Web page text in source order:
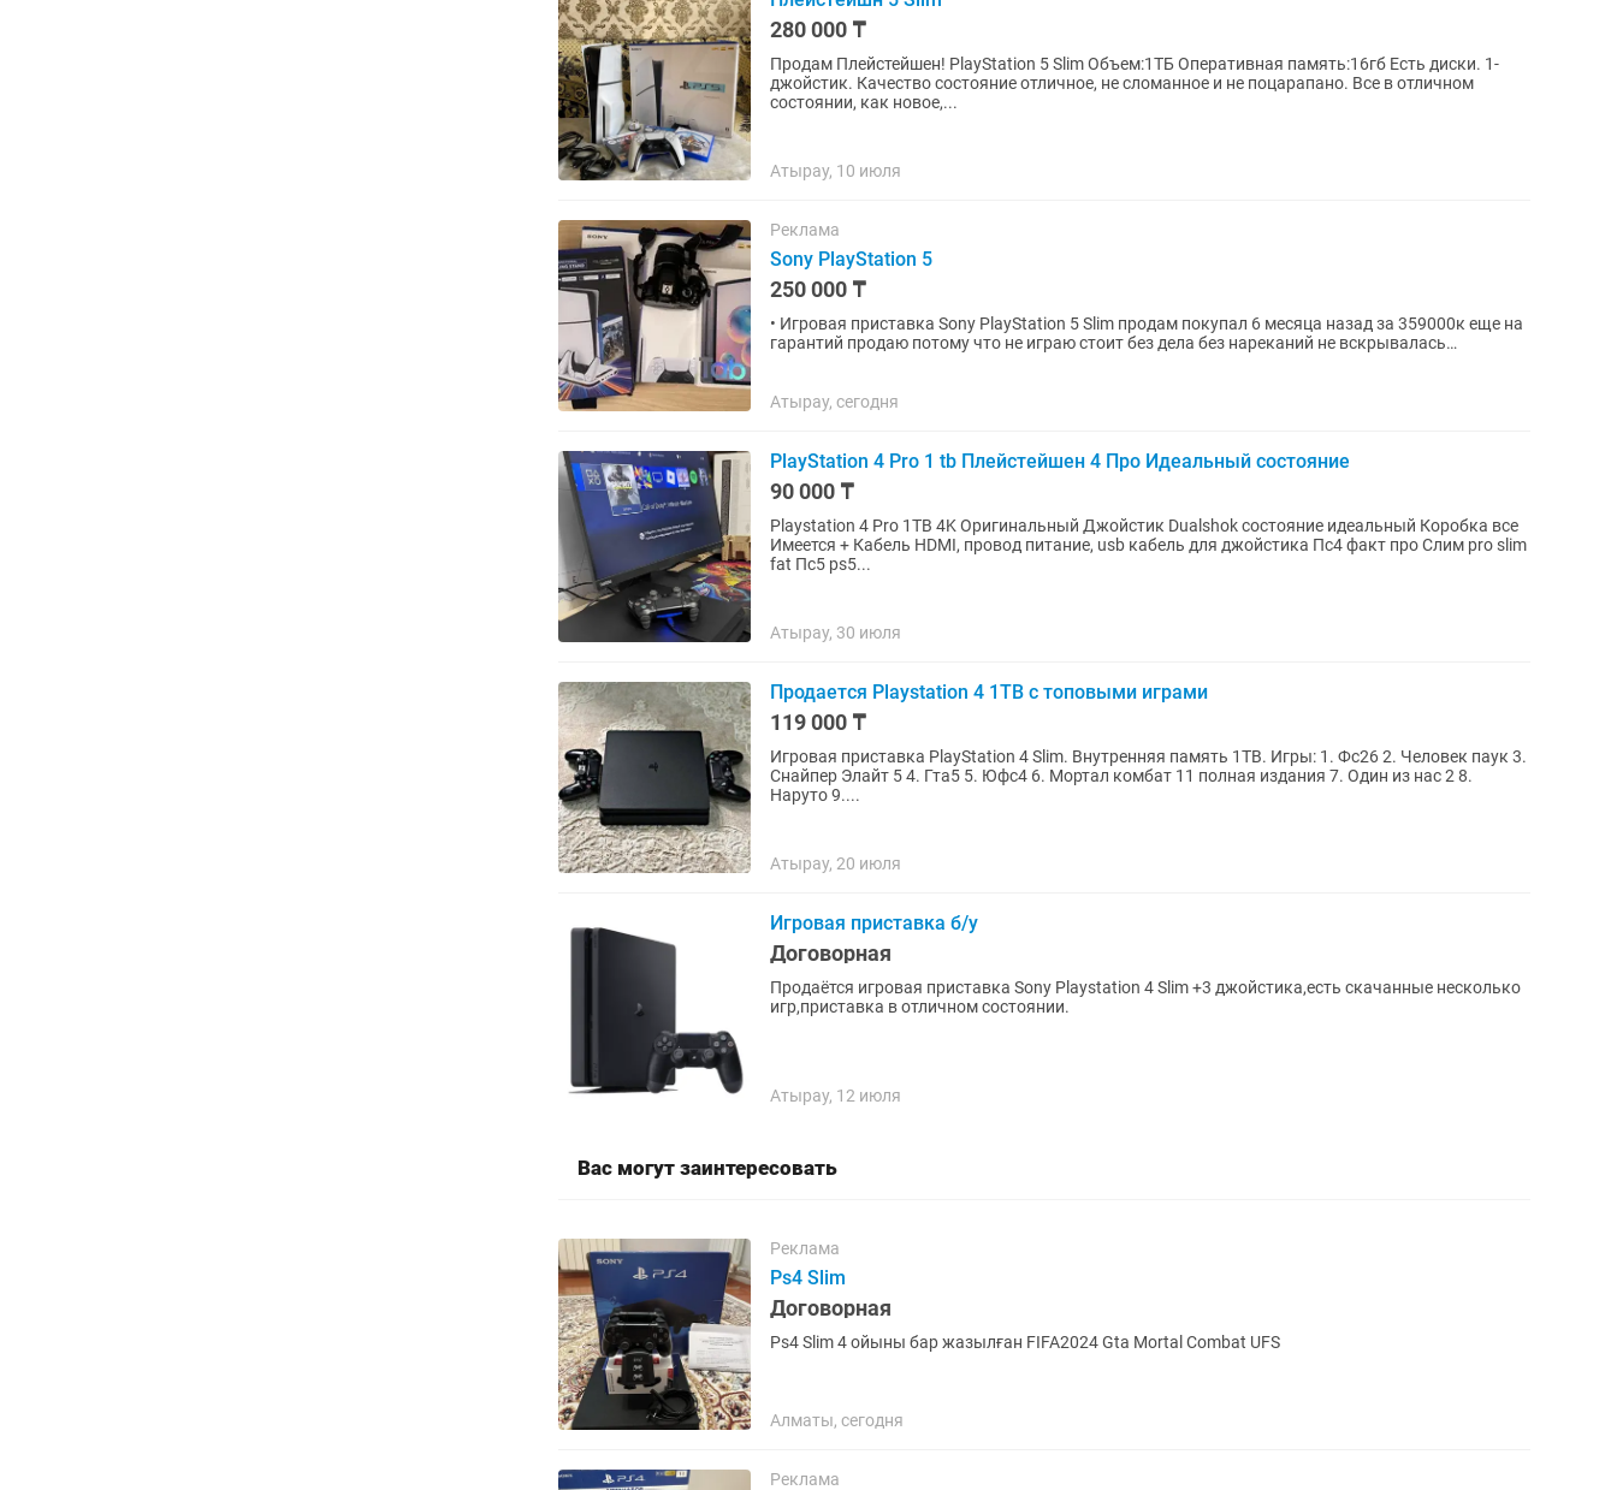
280 000 ₸
Продам Плейстейшен! PlayStation 5 Slim Объем:1ТБ Оперативная память:16гб Есть диски. 1-
джойстик. Качество состояние отличное, не сломанное и не поцарапано. Все в отличном
состоянии, как новое,...
Атырау, 10 июля
Реклама
Sony PlayStation 5
250 000 ₸
• Игровая приставка Sony PlayStation 5 Slim продам покупал 6 месяца назад за 359000к еще на
гарантий продаю потому что не играю стоит без дела без нареканий не вскрывалась
Атырау, сегодня
PlayStation 4 Pro 1 tb Плейстейшен 4 Про Идеальный состояние
90 000 ₸
Playstation 4 Pro 1TB 4K Оригинальный Джойстик Dualshok состояние идеальный Коробка все
Имеется + Кабель HDMI, провод питание, usb кабель для джойстика Пс4 факт про Слим pro slim
fat Пс5 ps5...
Атырау, 30 июля
Продается Playstation 4 1TB с топовыми играми
119 000 ₸
Игровая приставка PlayStation 4 Slim. Внутренняя память 1ТB. Игры: 1. Фс26 2. Человек паук 3.
Снайпер Элайт 5 4. Гта5 5. Юфс4 6. Мортал комбат 11 полная издания 7. Один из нас 2 8.
Наруто 9....
Атырау, 20 июля
Игровая приставка б/у
Договорная
Продаётся игровая приставка Sony Playstation 4 Slim +3 джойстика,есть скачанные несколько
игр,приставка в отличном состоянии.
Атырау, 12 июля
Вас могут заинтересовать
Реклама
Ps4 Slim
Договорная
Ps4 Slim 4 ойыны бар жазылған FIFA2024 Gta Mortal Combat UFS
Алматы, сегодня
Реклама